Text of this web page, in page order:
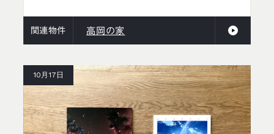
関連物件 高岡の家
10月17日